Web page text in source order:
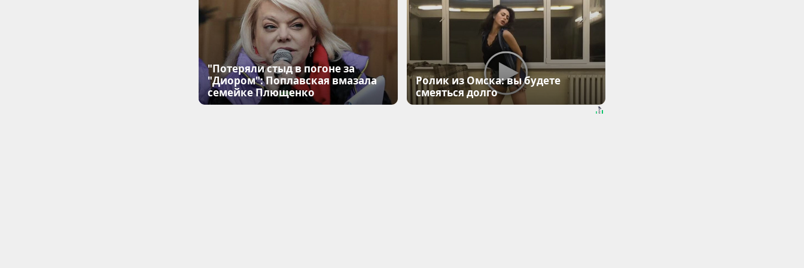
"Потеряли стыд в погоне за
"Диором": Поплавская вмазала
семейке Плющенко
Ролик из Омска: вы будете
смеяться долго